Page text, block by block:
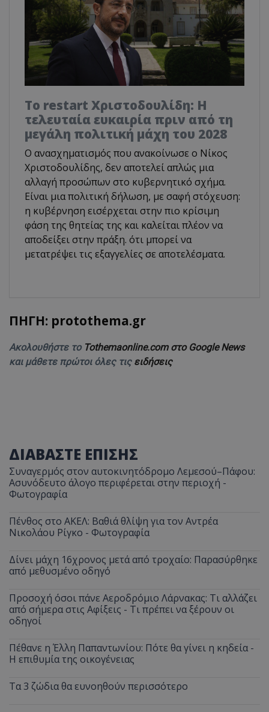
Το restart Χριστοδουλίδη: Η
τελευταία ευκαιρία πριν από τη
μεγάλη πολιτική μάχη του 2028
Ο ανασχηματισμός που ανακοίνωσε ο Νίκος
Χριστοδουλίδης, δεν αποτελεί απλώς μια
αλλαγή προσώπων στο κυβερνητικό σχήμα.
Είναι μια πολιτική δήλωση, με σαφή στόχευση:
η κυβέρνηση εισέρχεται στην πιο κρίσιμη
φάση της θητείας της και καλείται πλέον να
αποδείξει στην πράξη. ότι μπορεί να
μετατρέψει τις εξαγγελίες σε αποτελέσματα.
ΠΗΓΗ: protothema.gr
Ακολουθήστε το Tothemaonline.com στο Google News
και μάθετε πρώτοι όλες τις ειδήσεις
ΔΙΑΒΑΣΤΕ ΕΠΙΣΗΣ
Συναγερμός στον αυτοκινητόδρομο Λεμεσού–Πάφου:
Ασυνόδευτο άλογο περιφέρεται στην περιοχή -
Φωτογραφία
Πένθος στο ΑΚΕΛ: Βαθιά θλίψη για τον Αντρέα
Νικολάου Ρίγκο - Φωτογραφία
Δίνει μάχη 16χρονος μετά από τροχαίο: Παρασύρθηκε
από μεθυσμένο οδηγό
Προσοχή όσοι πάνε Αεροδρόμιο Λάρνακας: Τι αλλάζει
από σήμερα στις Αφίξεις - Τι πρέπει να ξέρουν οι
οδηγοί
Πέθανε η Έλλη Παπαντωνίου: Πότε θα γίνει η κηδεία -
Η επιθυμία της οικογένειας
Τα 3 ζώδια θα ευνοηθούν περισσότερο